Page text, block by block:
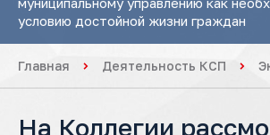
условию достойной жизни граждан
Главная Деятельность КСП
На Коллегии